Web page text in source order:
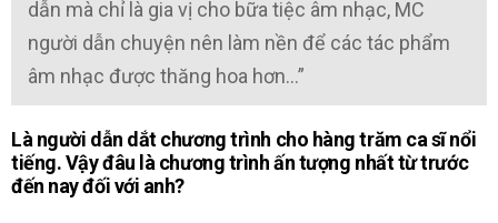
dẫn mà chỉ là gia vị cho bữa tiệc âm nhạc, MC
người dẫn chuyện nên làm nền để các tác phẩm
âm nhạc được thăng hoa hơn…”
Là người dẫn dắt chương trình cho hàng trăm ca sĩ nổi
tiếng. Vậy đâu là chương trình ấn tượng nhất từ trước
đến nay đối với anh?